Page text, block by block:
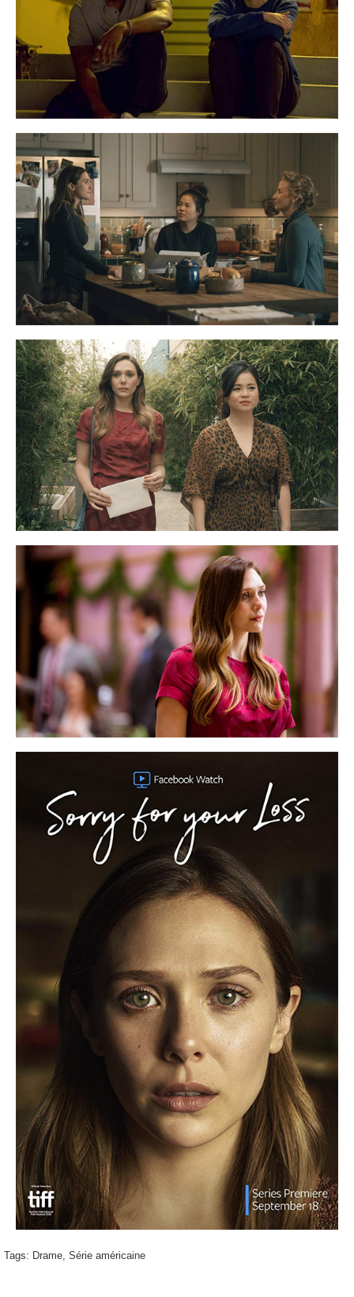
Tags: Drame, Série américaine